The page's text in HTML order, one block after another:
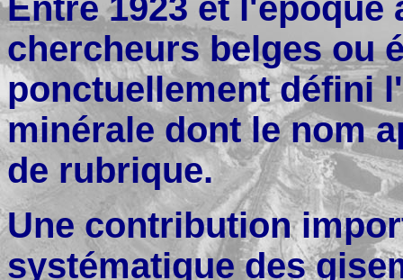
Entre 1923 et l'époque
chercheurs belges ou
ponctuellement défini
minérale dont le nom
de rubrique.
Une contribution
systématique des